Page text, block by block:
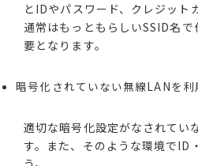
とIDやパスワード、クレジット
通常はもっともらしいSSID名で
要となります。
暗号化されていない無線LANを
適切な暗号化設定がなされてい
す。また、そのような環境でID